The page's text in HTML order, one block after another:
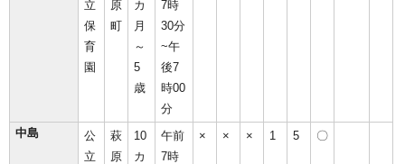
立
保
育
園
原
町
カ
月
～
5
歳
7時
30分
~午
後7
時00
分
中島
公
立
萩
原
10
カ
午前
7時
× × × 1 5 〇